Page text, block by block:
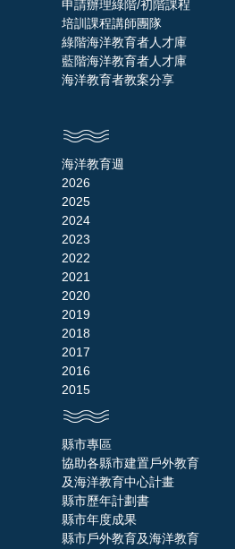
申請辦理綠階/初階課程
培訓課程講師團隊
綠階海洋教育者人才庫
藍階海洋教育者人才庫
海洋教育者教案分享
海洋教育週
2026
2025
2024
2023
2022
2021
2020
2019
2018
2017
2016
2015
縣市專區
協助各縣市建置戶外教育
及海洋教育中心計畫
縣市歷年計劃書
縣市年度成果
縣市戶外教育及海洋教育